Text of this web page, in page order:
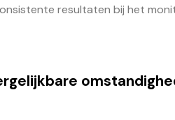
resultaten bij het